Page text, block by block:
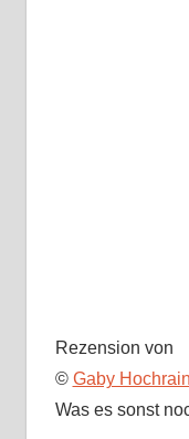
Rezension von
© Gaby
Was es sonst